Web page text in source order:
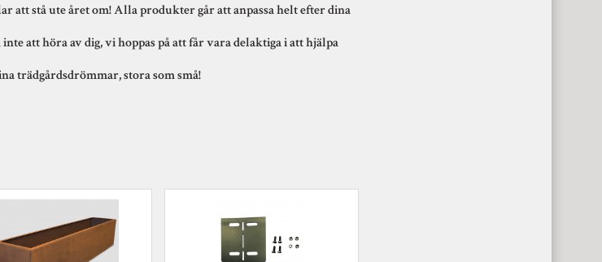
att stå ute året om! Alla produkter går att anpassa helt efter dina
att höra av dig, vi hoppas på att får vara delaktiga i att hjälpa
trädgårdsdrömmar, stora som små!